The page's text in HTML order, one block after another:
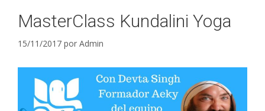
MasterClass Kundalini Yoga
15/11/2017 por Admin